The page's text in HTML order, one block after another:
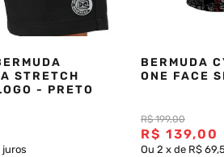
STRETCH
- PRETO
juros
BERMUDA
ONE FACE
R$ 199,00
R$ 139,00
Ou 2 xde R$